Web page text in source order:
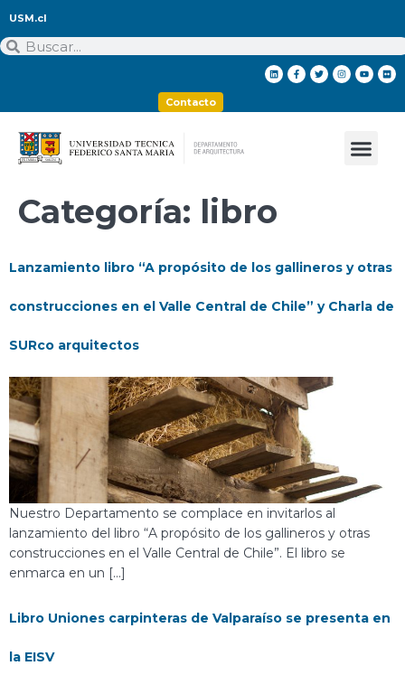
USM.cl
Contacto
Categoría: libro
Lanzamiento libro “A propósito de los gallineros y otras
construcciones en el Valle Central de Chile” y Charla de
SURco arquitectos
Nuestro Departamento se complace en invitarlos al
lanzamiento del libro “A propósito de los gallineros y otras
construcciones en el Valle Central de Chile”. El libro se
enmarca en un […]
Libro Uniones carpinteras de Valparaíso se presenta en
la EISV